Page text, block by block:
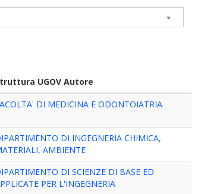
UGOV Autore
DI MEDICINA E ODONTOIATRIA
DI INGEGNERIA CHIMICA,
AMBIENTE
DI SCIENZE DI BASE ED
PER L'INGEGNERIA